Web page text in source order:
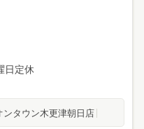
日定休
ンタウン木更津朝日店